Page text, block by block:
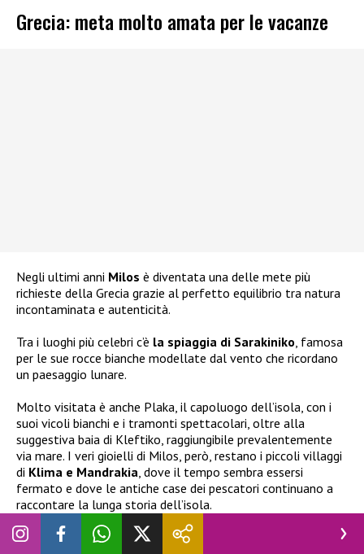
Grecia: meta molto amata per le vacanze
Negli ultimi anni Milos è diventata una delle mete più
richieste della Grecia grazie al perfetto equilibrio tra natura
incontaminata e autenticità.
Tra i luoghi più celebri c’è la spiaggia di Sarakiniko , famosa
per le sue rocce bianche modellate dal vento che ricordano
un paesaggio lunare.
Molto visitata è anche Plaka, il capoluogo dell’isola, con i
suoi vicoli bianchi e i tramonti spettacolari, oltre alla
suggestiva baia di Kleftiko, raggiungibile prevalentemente
via mare. I veri gioielli di Milos, però, restano i piccoli villaggi
di Klima e Mandrakia , dove il tempo sembra essersi
fermato e dove le antiche case dei pescatori continuano a
raccontare la lunga storia dell’isola.
Ilviaggio di Chiara Ferragni è proseguito anche a Kimolos,